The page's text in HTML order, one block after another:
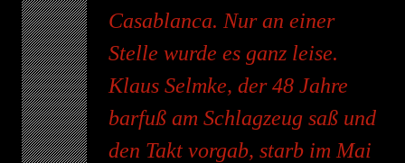
Casablanca. Nur an einer
Stelle wurde es ganz leise.
Klaus Selmke, der 48 Jahre
barfuß am Schlagzeug saß und
den Takt vorgab, starb im Mai